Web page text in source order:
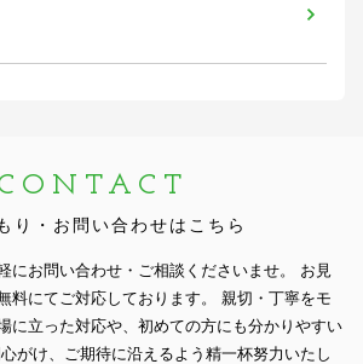
り・お問い合わせはこちら
にお問い合わせ・ご相談くださいませ。
お見
料にてご対応しております。
親切・丁寧をモ
に立った対応や、初めての方にも分かりやすい
がけ、ご期待に沿えるよう精一杯努力いたし